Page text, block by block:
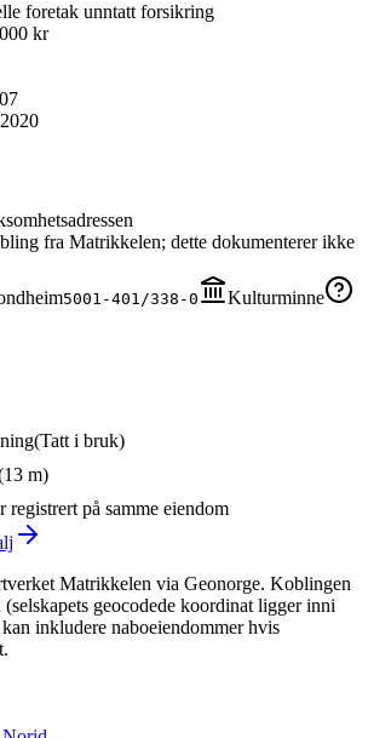
foretak unntatt forsikring
kr
fra Matrikkelen; dette dokumenterer ikke
5001-401/338-0
Kulturminne
(Tatt i bruk)
m)
registrert på samme eiendom
Matrikkelen via Geonorge. Koblingen
(selskapets geocodede koordinat ligger inni
inkludere naboeiendommer hvis